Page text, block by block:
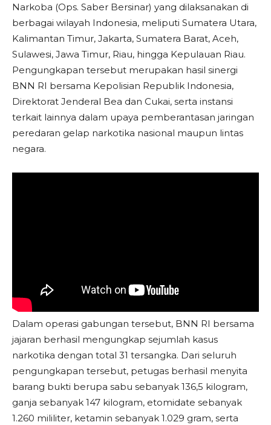
Narkoba (Ops. Saber Bersinar) yang dilaksanakan di
berbagai wilayah Indonesia, meliputi Sumatera Utara,
Kalimantan Timur, Jakarta, Sumatera Barat, Aceh,
Sulawesi, Jawa Timur, Riau, hingga Kepulauan Riau.
Pengungkapan tersebut merupakan hasil sinergi
BNN RI bersama Kepolisian Republik Indonesia,
Direktorat Jenderal Bea dan Cukai, serta instansi
terkait lainnya dalam upaya pemberantasan jaringan
peredaran gelap narkotika nasional maupun lintas
negara.
Dalam operasi gabungan tersebut, BNN RI bersama
jajaran berhasil mengungkap sejumlah kasus
narkotika dengan total 31 tersangka. Dari seluruh
pengungkapan tersebut, petugas berhasil menyita
barang bukti berupa sabu sebanyak 136,5 kilogram,
ganja sebanyak 147 kilogram, etomidate sebanyak
1.260 mililiter, ketamin sebanyak 1.029 gram, serta